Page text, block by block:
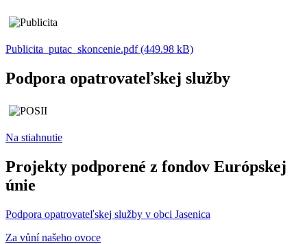
Publicita_putac_skoncenie.pdf (449.98 kB)
Podpora opatrovateľskej služby
Na stiahnutie
Projekty podporené z fondov Európskej
únie
Podpora opatrovateľskej služby v obci Jasenica
Za vůní našeho ovoce